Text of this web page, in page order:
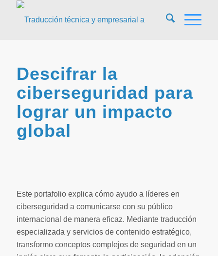
Descifrar la
ciberseguridad para
lograr un impacto
global
Este portafolio explica cómo ayudo a líderes en
ciberseguridad a comunicarse con su público
internacional de manera eficaz. Mediante traducción
especializada y servicios de contenido estratégico,
transformo conceptos complejos de seguridad en un